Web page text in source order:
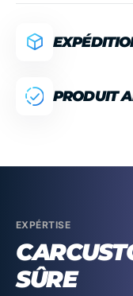
PRODUIT
EXPÉRTISE
SÛRE